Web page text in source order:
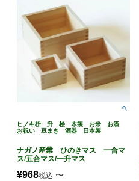
ヒノキ枡 升 桧 木製 お米 お酒
お祝い 豆まき 酒器 日本製
ナガノ産業 ひのきマス 一合マ
ス/五合マス/一升マス
¥968税込 〜